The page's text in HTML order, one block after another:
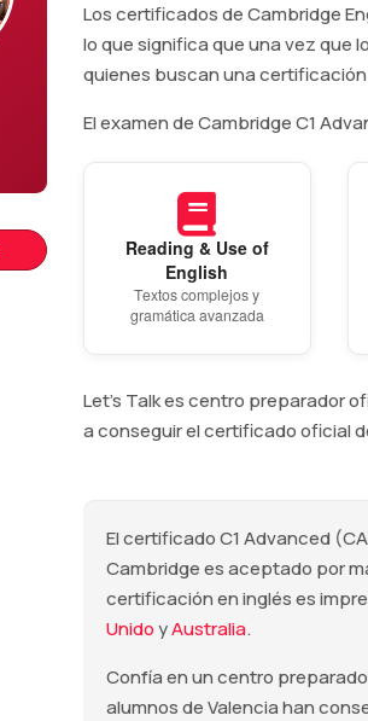
Los certificados de Cambridge
lo que significa que una vez que
quienes buscan una
El examen de Cambridge C1
Reading & Use of
English
Textos complejos y
gramática avanzada
Let's Talk es centro preparador
a conseguir el certificado oficial
El certificado C1 Advanced
Cambridge es aceptado por
certificación en inglés es
UnidoyAustralia.
Confía en un centro
alumnos de Valencia han